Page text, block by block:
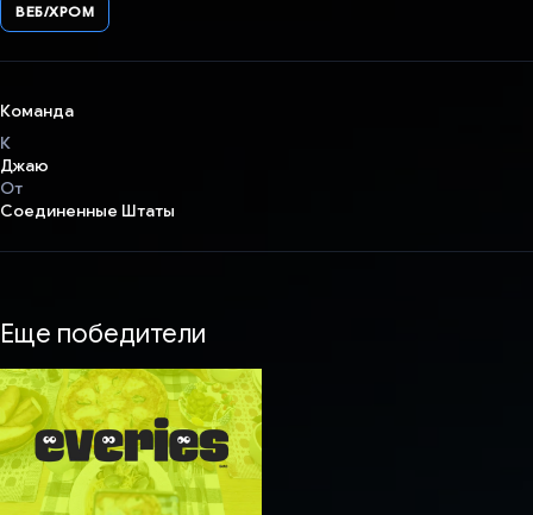
ВЕБ/ХРОМ
Команда
К
Джаю
От
Соединенные Штаты
Еще победители